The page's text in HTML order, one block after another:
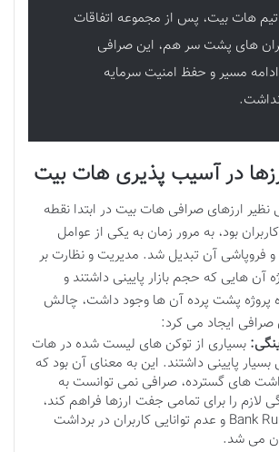
هات بیت، پس از مجموعه اتفاقات
های پشت سر هم، این صرافی
مسیر و حفظ امنیت سرمایه
نداشت.
در آسیب پذیری هات بیت
نظیر ارزهای صرافی هات بیت در ابتدا نقطه
بود، به مرور زمان به یکی از عوامل
فروپاشی آن تبدیل شد. مدیریت و نظارت بر
آن هایی که حجم بازار پایینی داشتند و
پروژه پشت پرده آن ها وجود داشت، چالش
ایجاد می کرد:
بسیاری از توکن های لیست شده در هات
بسیار پایینی داشتند. این به معنای آن بود که
های گسترده، صرافی نمی توانست به
لازم را برای تمامی جفت ارزها فراهم کند،
که منجر به Bank Run و عدم توانایی کاربران در برداشت
می شد.